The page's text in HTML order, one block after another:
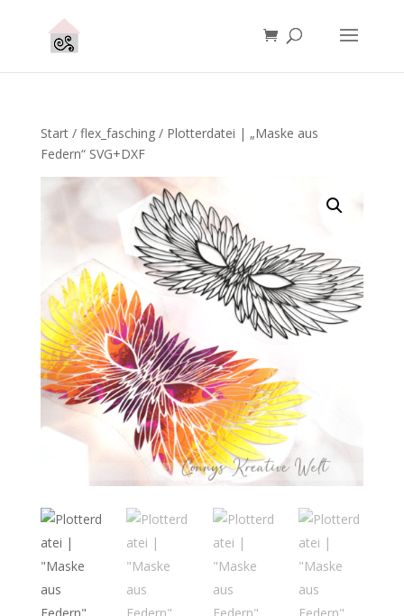
Start/ flex_fasching/ Plotterdatei | „Maske aus
Federn“ SVG+DXF